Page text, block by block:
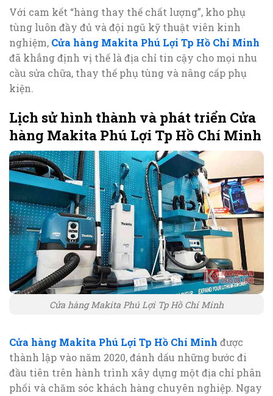
Với cam kết “hàng thay thế chất lượng”, kho phụ
tùng luôn đầy đủ và đội ngũ kỹ thuật viên kinh
nghiệm, Cửa hàng Makita Phú Lợi Tp Hồ Chí Minh
đã khẳng định vị thế là địa chỉ tin cậy cho mọi nhu
cầu sửa chữa, thay thế phụ tùng và nâng cấp phụ
kiện.
Lịch sử hình thành và phát triển Cửa
hàng Makita Phú Lợi Tp Hồ Chí Minh
Cửa hàng Makita Phú Lợi Tp Hồ Chí Minh
Cửa hàng Makita Phú Lợi Tp Hồ Chí Minh được
thành lập vào năm 2020, đánh dấu những bước đi
đầu tiên trên hành trình xây dựng một địa chỉ phân
phối và chăm sóc khách hàng chuyên nghiệp. Ngay